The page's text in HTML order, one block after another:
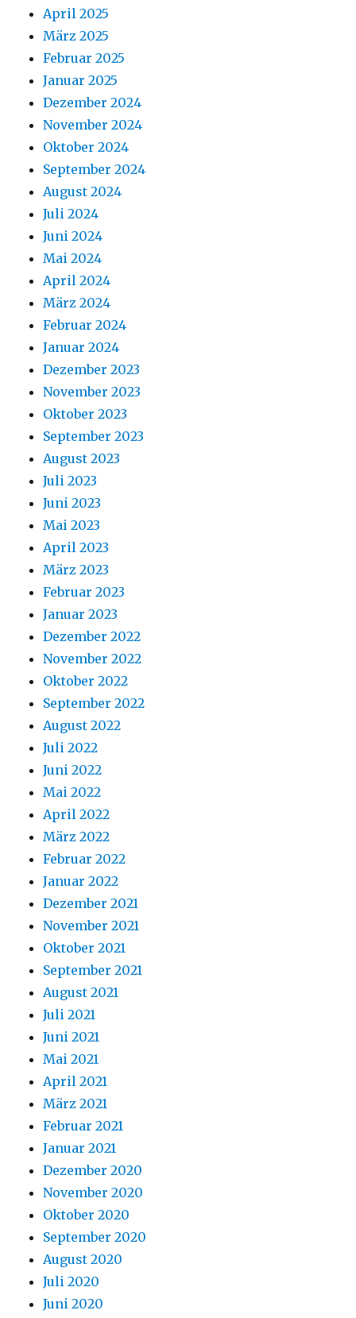
April 2025
März 2025
Februar 2025
Januar 2025
Dezember 2024
November 2024
Oktober 2024
September 2024
August 2024
Juli 2024
Juni 2024
Mai 2024
April 2024
März 2024
Februar 2024
Januar 2024
Dezember 2023
November 2023
Oktober 2023
September 2023
August 2023
Juli 2023
Juni 2023
Mai 2023
April 2023
März 2023
Februar 2023
Januar 2023
Dezember 2022
November 2022
Oktober 2022
September 2022
August 2022
Juli 2022
Juni 2022
Mai 2022
April 2022
März 2022
Februar 2022
Januar 2022
Dezember 2021
November 2021
Oktober 2021
September 2021
August 2021
Juli 2021
Juni 2021
Mai 2021
April 2021
März 2021
Februar 2021
Januar 2021
Dezember 2020
November 2020
Oktober 2020
September 2020
August 2020
Juli 2020
Juni 2020